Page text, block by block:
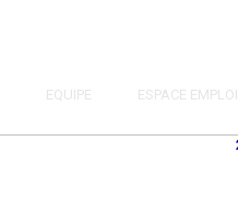
EQUIPE ESPACE EMPLOI